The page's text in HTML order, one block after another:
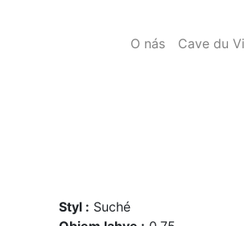
O nás Cave du
Styl : Suché